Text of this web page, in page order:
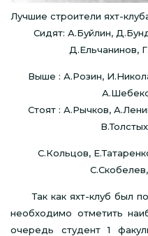
Лучшие строители яхт-
Сидят: А.Буйлин,
Д.Ельчанинов,
Выше : А.Розин,
Стоят : А.Рычков,
С.Кольцов,
Так как яхт-клуб был
необходимо отметить
очередь студент 1